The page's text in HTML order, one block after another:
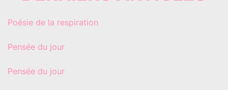
Poésie de la respiration
Pensée du jour
Pensée du jour